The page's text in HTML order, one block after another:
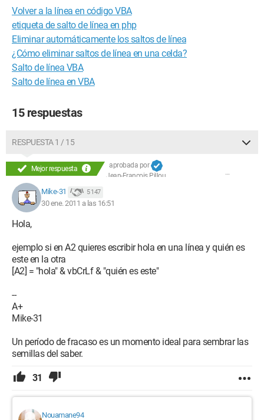
Pero quiero obtener todo en dos líneas
"producto máquina cosa"
"B02465"
Por supuesto, mi línea de Excel está configurada para "ajustar
texto automáticamente"
Volver a la línea en código VBA
etiqueta de salto de línea en php
Eliminar automáticamente los saltos de línea
¿Cómo eliminar saltos de línea en una celda?
Salto de línea VBA
Salto de línea en VBA
15 respuestas
RESPUESTA 1 / 15
Mejor respuesta
aprobada por
Jean-François Pillou
Mike-31 5 147
30 ene. 2011 a las 16:51
Hola,
ejemplo si en A2 quieres escribir hola en una línea y quién es
este en la otra
[A2] = "hola" & vbCrLf & "quién es este"
--
A+
Mike-31
Un período de fracaso es un momento ideal para sembrar las
semillas del saber.
31
Nouamane94